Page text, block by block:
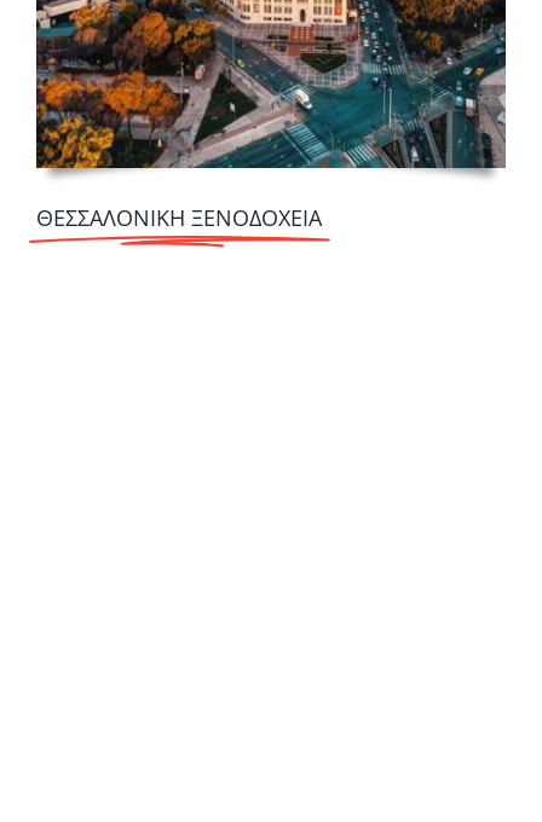
ΘΕΣΣΑΛΟΝΙΚΗ ΞΕΝΟΔΟΧΕΙΑ